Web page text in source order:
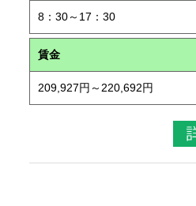
8：30～17：30
賃金
209,927円～220,692円